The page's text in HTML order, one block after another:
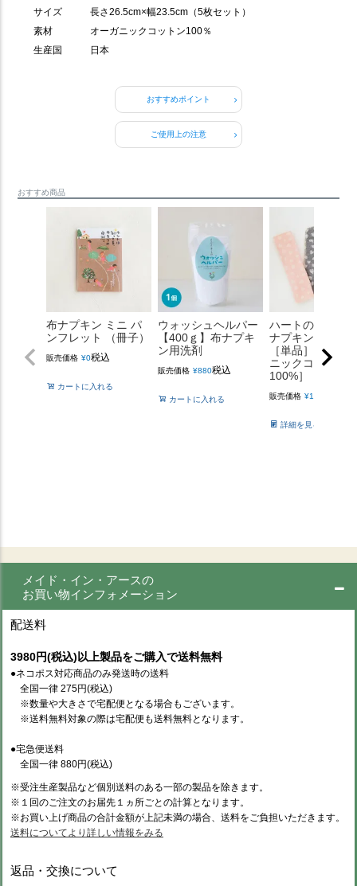
おすすめポイント
ご使用上の注意
サイズ
長さ26.5cm×幅23.5cm（5枚セット）
素材
オーガニックコットン100％
生産国
日本
おすすめ商品
布ナプキン ミニ パ
ンフレット （冊子）
販売価格 ¥0税込
カートに入れる
ウォッシュヘルパー
【400ｇ】布ナプキ
ン用洗剤
販売価格 ¥880税込
カートに入れる
ハートの三つ折
ナプキン【薄手
［単品］ ［純オ
ニックコットン
100%］
販売価格 ¥1,540
詳細を見る
メイド・イン・アースの
お買い物インフォメーション
配送料
3980円(税込)以上製品をご購入で送料無料
●ネコポス対応商品のみ発送時の送料
全国一律 275円(税込)
※数量や大きさで宅配便となる場合もございます。
※送料無料対象の際は宅配便も送料無料となります。
●宅急便送料
全国一律 880円(税込)
※受注生産製品など個別送料のある一部の製品を除きます。
※１回のご注文のお届先１ヵ所ごとの計算となります。
※お買い上げ商品の合計金額が上記未満の場合、送料をご負担いただきます。
送料についてより詳しい情報をみる
返品・交換について